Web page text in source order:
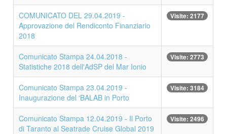
COMUNICATO DEL 29.04.2019 -
Approvazione del Rendiconto Finanziario
2018
Visite: 2177
Comunicato Stampa 24.04.2018 -
Statistiche 2018 dell'AdSP del Mar Ionio
Visite: 2773
Comunicato Stampa 23.04.2019 -
Inaugurazione del ‘BALAB in Porto
Visite: 3184
Comunicato Stampa 12.04.2019 - Il Porto
di Taranto al Seatrade Cruise Global 2019
Visite: 2496